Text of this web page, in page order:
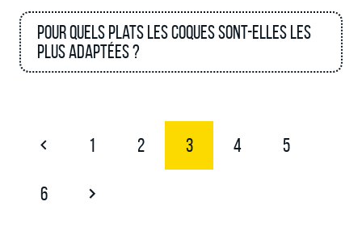
Pour quels plats les coques sont-elles les
plus adaptées ?
1 2 3 4 5
6